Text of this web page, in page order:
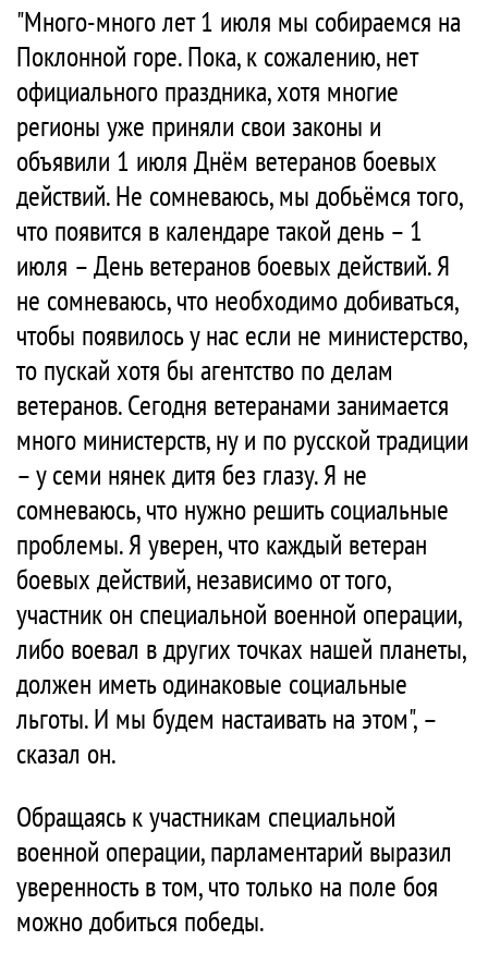
"Много-много лет 1 июля мы собираемся на
Поклонной горе. Пока, к сожалению, нет
официального праздника, хотя многие
регионы уже приняли свои законы и
объявили 1 июля Днём ветеранов боевых
действий. Не сомневаюсь, мы добьёмся того,
что появится в календаре такой день – 1
июля – День ветеранов боевых действий. Я
не сомневаюсь, что необходимо добиваться,
чтобы появилось у нас если не министерство,
то пускай хотя бы агентство по делам
ветеранов. Сегодня ветеранами занимается
много министерств, ну и по русской традиции
– у семи нянек дитя без глазу. Я не
сомневаюсь, что нужно решить социальные
проблемы. Я уверен, что каждый ветеран
боевых действий, независимо от того,
участник он специальной военной операции,
либо воевал в других точках нашей планеты,
должен иметь одинаковые социальные
льготы. И мы будем настаивать на этом", –
сказал он.
Обращаясь к участникам специальной
военной операции, парламентарий выразил
уверенность в том, что только на поле боя
можно добиться победы.